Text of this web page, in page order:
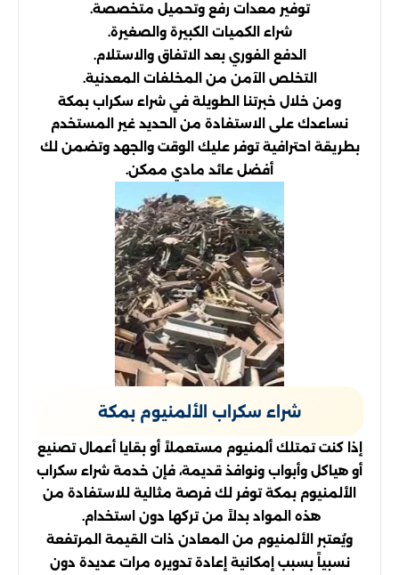
توفير معدات رفع وتحميل متخصصة.
شراء الكميات الكبيرة والصغيرة.
الدفع الفوري بعد الاتفاق والاستلام.
التخلص الآمن من المخلفات المعدنية.
ومن خلال خبرتنا الطويلة في شراء سكراب بمكة
نساعدك على الاستفادة من الحديد غير المستخدم
بطريقة احترافية توفر عليك الوقت والجهد وتضمن لك
أفضل عائد مادي ممكن.
شراء سكراب الألمنيوم بمكة
إذا كنت تمتلك ألمنيوم مستعملاً أو بقايا أعمال تصنيع
أو هياكل وأبواب ونوافذ قديمة، فإن خدمة شراء سكراب
الألمنيوم بمكة توفر لك فرصة مثالية للاستفادة من
هذه المواد بدلاً من تركها دون استخدام.
ويُعتبر الألمنيوم من المعادن ذات القيمة المرتفعة
نسبياً بسبب إمكانية إعادة تدويره مرات عديدة دون